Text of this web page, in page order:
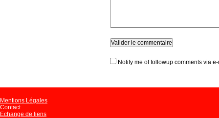
Notify me of followup comments via
Mentions Légales
Contact
Echange de liens